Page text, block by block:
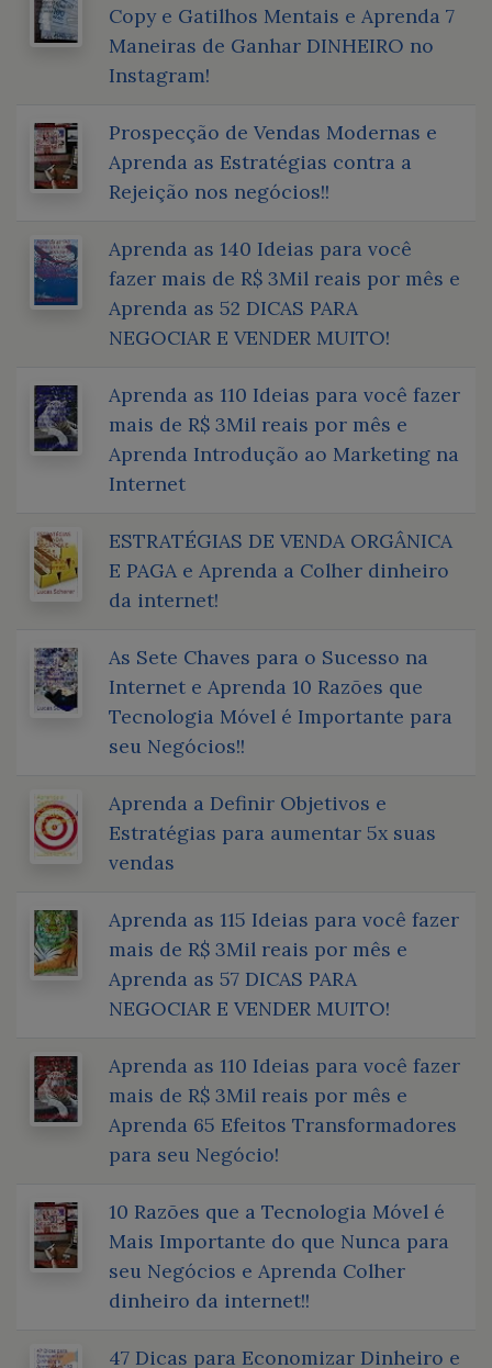
Copy e Gatilhos Mentais e Aprenda 7
Maneiras de Ganhar DINHEIRO no
Instagram!
Prospecção de Vendas Modernas e
Aprenda as Estratégias contra a
Rejeição nos negócios!!
Aprenda as 140 Ideias para você
fazer mais de R$ 3Mil reais por mês e
Aprenda as 52 DICAS PARA
NEGOCIAR E VENDER MUITO!
Aprenda as 110 Ideias para você fazer
mais de R$ 3Mil reais por mês e
Aprenda Introdução ao Marketing na
Internet
ESTRATÉGIAS DE VENDA ORGÂNICA
E PAGA e Aprenda a Colher dinheiro
da internet!
As Sete Chaves para o Sucesso na
Internet e Aprenda 10 Razões que
Tecnologia Móvel é Importante para
seu Negócios!!
Aprenda a Definir Objetivos e
Estratégias para aumentar 5x suas
vendas
Aprenda as 115 Ideias para você fazer
mais de R$ 3Mil reais por mês e
Aprenda as 57 DICAS PARA
NEGOCIAR E VENDER MUITO!
Aprenda as 110 Ideias para você fazer
mais de R$ 3Mil reais por mês e
Aprenda 65 Efeitos Transformadores
para seu Negócio!
10 Razões que a Tecnologia Móvel é
Mais Importante do que Nunca para
seu Negócios e Aprenda Colher
dinheiro da internet!!
47 Dicas para Economizar Dinheiro e